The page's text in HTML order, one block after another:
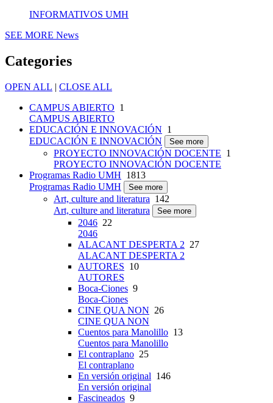
INFORMATIVOS UMH
SEE MORE News
Categories
OPEN ALL | CLOSE ALL
CAMPUS ABIERTO 1
CAMPUS ABIERTO
EDUCACIÓN E INNOVACIÓN 1
EDUCACIÓN E INNOVACIÓN
See more
PROYECTO INNOVACIÓN DOCENTE 1
PROYECTO INNOVACIÓN DOCENTE
Programas Radio UMH 1813
Programas Radio UMH
See more
Art, culture and literatura 142
Art, culture and literatura
See more
2046 22
2046
ALACANT DESPERTA 2 27
ALACANT DESPERTA 2
AUTORES 10
AUTORES
Boca-Ciones 9
Boca-Ciones
CINE QUA NON 26
CINE QUA NON
Cuentos para Manolillo 13
Cuentos para Manolillo
El contraplano 25
El contraplano
En versión original 146
En versión original
Fascineados 9